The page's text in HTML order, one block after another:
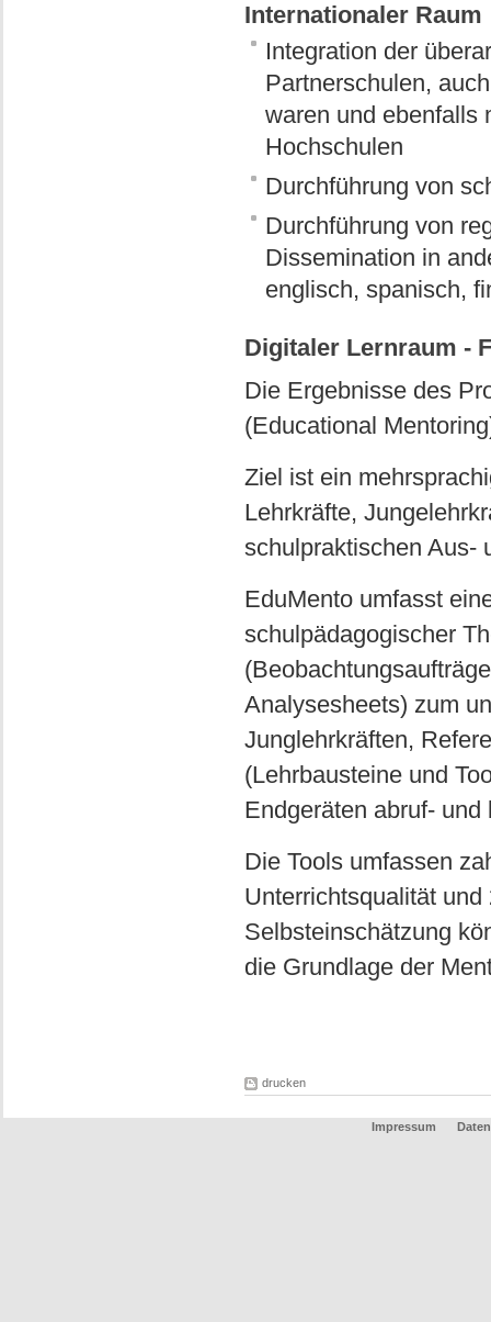
Internationaler Raum
Integration der
Partnerschulen,
waren und ebenfalls
Hochschulen
Durchführung von
Durchführung von
Dissemination in
englisch, spanisch,
Digitaler Lernraum -
Die Ergebnisse des
(Educational
Ziel ist ein
Lehrkräfte,
schulpraktischen Aus-
EduMento umfasst
schulpädagogischer
Analysesheets) zum
Junglehrkräften,
(Lehrbausteine und
Endgeräten abruf- und
Die Tools umfassen
Unterrichtsqualität
Selbsteinschätzung
die Grundlage der
drucken
Impressum